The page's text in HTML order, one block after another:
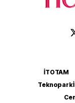
İTOTAM
Teknopark